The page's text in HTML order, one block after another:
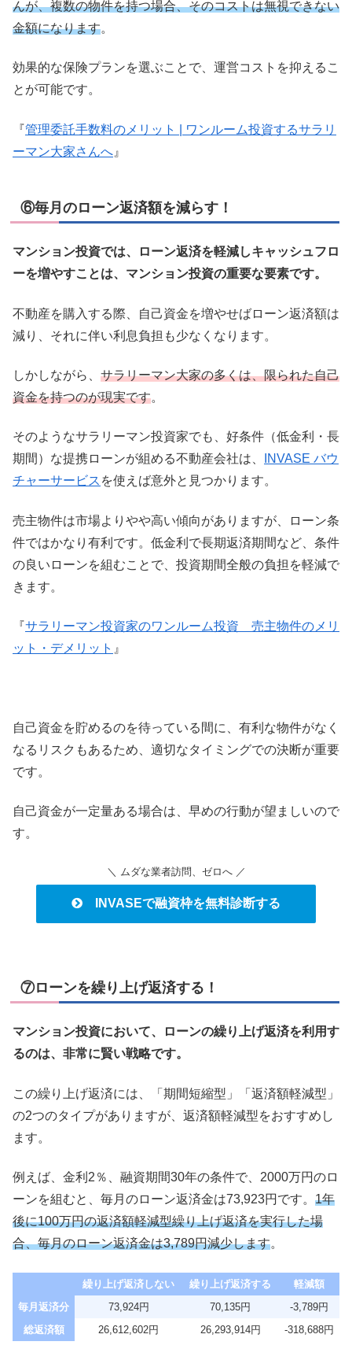
んが、複数の物件を持つ場合、そのコストは無視できない
金額になります。
効果的な保険プランを選ぶことで、運営コストを抑えるこ
とが可能です。
『管理委託手数料のメリット | ワンルーム投資するサラリ
ーマン大家さんへ 』
⑥毎月のローン返済額を減らす！
マンション投資では、ローン返済を軽減しキャッシュフロ
ーを増やすことは、マンション投資の重要な要素です。
不動産を購入する際、自己資金を増やせばローン返済額は
減り、それに伴い利息負担も少なくなります。
しかしながら、 サラリーマン大家の多くは、限られた自己
資金を持つのが現実です。
そのようなサラリーマン投資家でも、好条件（低金利・長
期間）な提携ローンが組める不動産会社は、
INVASE バウ
チャーサービス を使えば意外と見つかります。
売主物件は市場よりやや高い傾向がありますが、ローン条
件ではかなり有利です。低金利で長期返済期間など、条件
の良いローンを組むことで、投資期間全般の負担を軽減で
きます。
『サラリーマン投資家のワンルーム投資 売主物件のメリ
ット・デメリット 』
自己資金を貯めるのを待っている間に、有利な物件がなく
なるリスクもあるため、適切なタイミングでの決断が重要
です。
自己資金が一定量ある場合は、早めの行動が望ましいので
す。
＼ ムダな業者訪問、ゼロへ ／
INVASEで融資枠を無料診断する
⑦ローンを繰り上げ返済する！
マンション投資において、ローンの繰り上げ返済を利用す
るのは、非常に賢い戦略です。
この繰り上げ返済には、「期間短縮型」「返済額軽減型」
の2つのタイプがありますが、返済額軽減型をおすすめし
ます。
例えば、金利2％、融資期間30年の条件で、2000万円のロ
ーンを組むと、毎月のローン返済金は73,923円です。 1年
後に100万円の返済額軽減型繰り上げ返済を実行した場
合、毎月のローン返済金は3,789円減少します。
繰り上げ返済しない 繰り上げ返済する
軽減額
毎月返済分
73,924円 70,135円
-3,789円
総返済額
26,612,602円 26,293,914円 -318,688円